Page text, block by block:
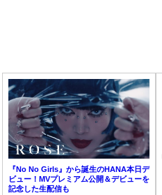
『No No Girls』から誕生のHANA本日デ
ビュー！MVプレミアム公開＆デビューを
記念した生配信も